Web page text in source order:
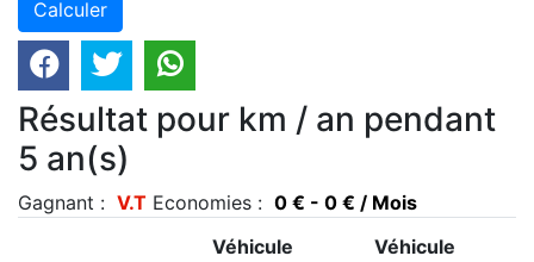
Résultat pour km / an pendant
5 an(s)
Gagnant : V.T Economies : 0 € - 0 € / Mois
Véhicule
Véhicule